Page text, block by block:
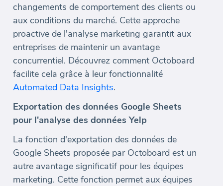
changements de comportement des clients ou
aux conditions du marché. Cette approche
proactive de l'analyse marketing garantit aux
entreprises de maintenir un avantage
concurrentiel. Découvrez comment Octoboard
facilite cela grâce à leur fonctionnalité
Automated Data Insights.
Exportation des données Google Sheets
pour l'analyse des données Yelp
La fonction d'exportation des données de
Google Sheets proposée par Octoboard est un
autre avantage significatif pour les équipes
marketing. Cette fonction permet aux équipes